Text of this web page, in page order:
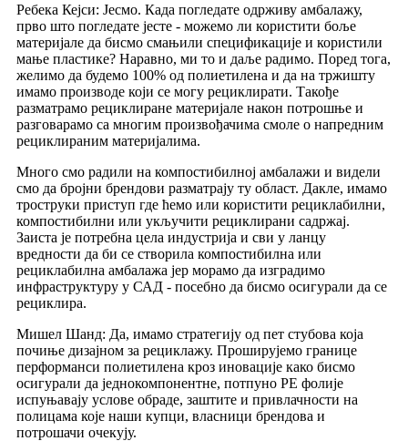
Ребека Кејси: Јесмо. Када погледате одрживу амбалажу,
прво што погледате јесте - можемо ли користити боље
материјале да бисмо смањили спецификације и користили
мање пластике? Наравно, ми то и даље радимо. Поред тога,
желимо да будемо 100% од полиетилена и да на тржишту
имамо производе који се могу рециклирати. Такође
разматрамо рециклиране материјале након потрошње и
разговарамо са многим произвођачима смоле о напредним
рециклираним материјалима.
Много смо радили на компостибилној амбалажи и видели
смо да бројни брендови разматрају ту област. Дакле, имамо
троструки приступ где ћемо или користити рециклабилни,
компостибилни или укључити рециклирани садржај.
Заиста је потребна цела индустрија и сви у ланцу
вредности да би се створила компостибилна или
рециклабилна амбалажа јер морамо да изградимо
инфраструктуру у САД - посебно да бисмо осигурали да се
рециклира.
Мишел Шанд: Да, имамо стратегију од пет стубова која
почиње дизајном за рециклажу. Проширујемо границе
перформанси полиетилена кроз иновације како бисмо
осигурали да једнокомпонентне, потпуно PE фолије
испуњавају услове обраде, заштите и привлачности на
полицама које наши купци, власници брендова и
потрошачи очекују.